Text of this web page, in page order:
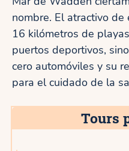
nombre. El atractivo
16 kilómetros de
puertos deportivos,
cero automóviles y su
para el cuidado de la
Tours